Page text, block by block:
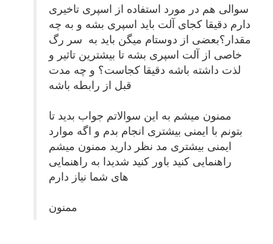
سوالی هم در مورد استفاده از اسپری تاخیری
دارم دقیقا کجای آلت باید اسپری بشه و به چه
مقدار؟بعضی از دوستام میگن باید به سر رگ
خاصی از آلت اسپری بشه تا بیشترین تاثیر و
لذت داشته باشه دقیقا کجاست؟ و چه مدت
قبل از رابطه باشه
ممنون میشم به این سوالاتم جواب بدید تا
بتونم با ایمنی بیشتری انجام بدم و اگه موارد
ایمنی بیشتری مد نظر دارید ممنون میشم
راهنمایی کنید باور کنید شدیدا به راهنمایی
های شما نیاز دارم
ممنون